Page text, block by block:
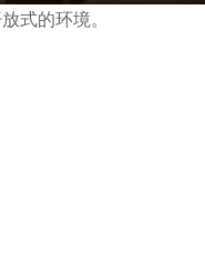
式的环境。